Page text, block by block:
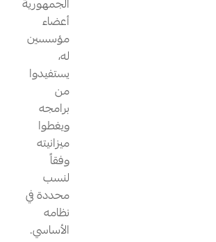
الجمهورية
أعضاء
مؤسسين
له،
يستفيدوا
من
برامجه
ويغطوا
ميزانيته
وفقاً
لنسب
محددة في
نظامه
الأساسي.